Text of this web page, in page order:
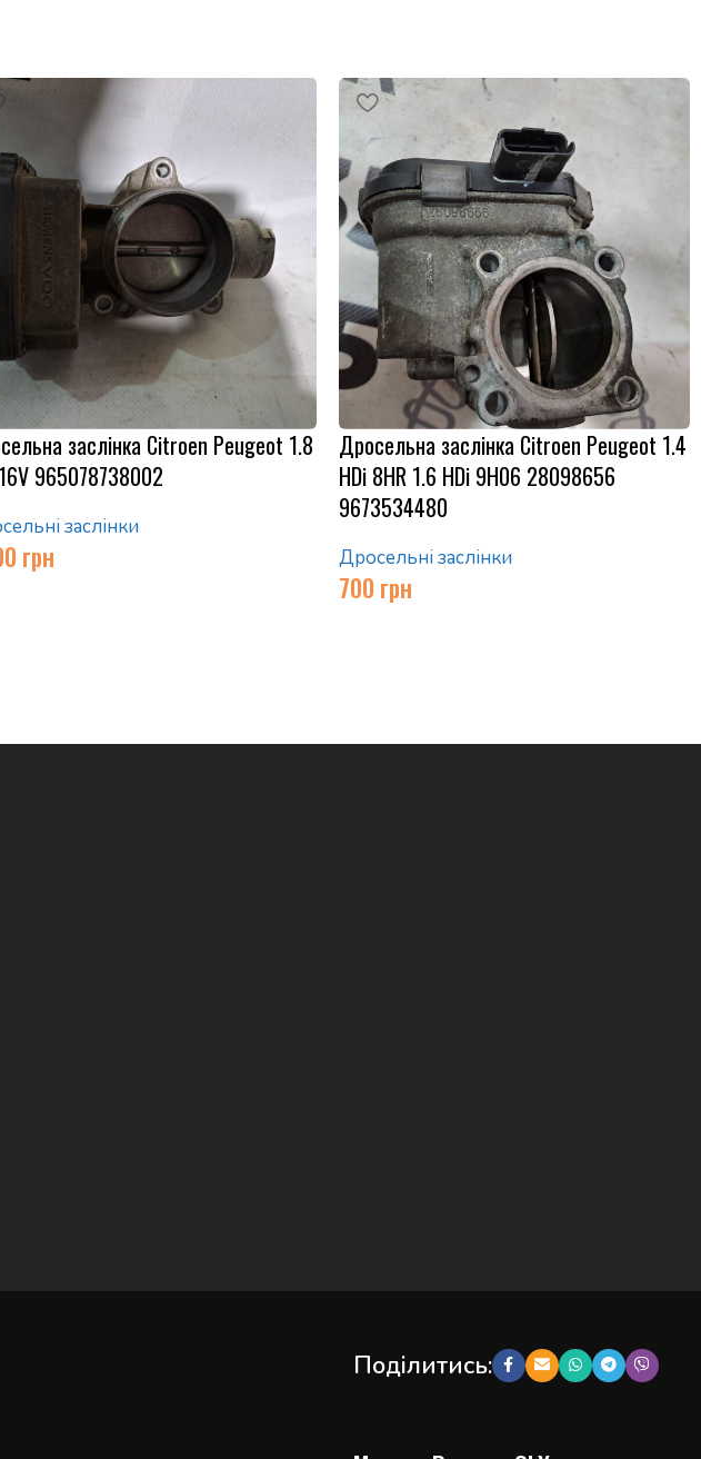
заслінка Citroen Peugeot 1.8
965078738002
заслінки
грн
Дросельна заслінка Citroen Peugeot 1.4
HDi 8HR 1.6 HDi 9H06 28098656
9673534480
Дросельні заслінки
700 грн
Поділитись: